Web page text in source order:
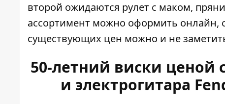
второй ожидаются рулет с маком,
ассортимент можно оформить онлайн,
существующих цен можно и не
50-летний виски ценой
и электрогитара